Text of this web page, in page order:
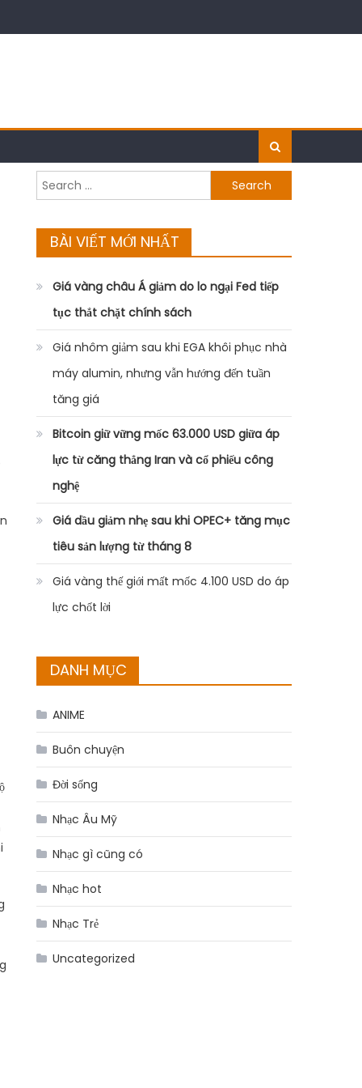
Search
for:
BÀI VIẾT MỚI NHẤT
Giá vàng châu Á giảm do lo ngại Fed tiếp
tục thắt chặt chính sách
Giá nhôm giảm sau khi EGA khôi phục nhà
máy alumin, nhưng vẫn hướng đến tuần
tăng giá
Bitcoin giữ vững mốc 63.000 USD giữa áp
lực từ căng thẳng Iran và cổ phiếu công
nghệ
Giá dầu giảm nhẹ sau khi OPEC+ tăng mục
tiêu sản lượng từ tháng 8
Giá vàng thế giới mất mốc 4.100 USD do áp
lực chốt lời
DANH MỤC
ANIME
Buôn chuyện
Đời sống
Nhạc Âu Mỹ
Nhạc gì cũng có
Nhạc hot
Nhạc Trẻ
Uncategorized